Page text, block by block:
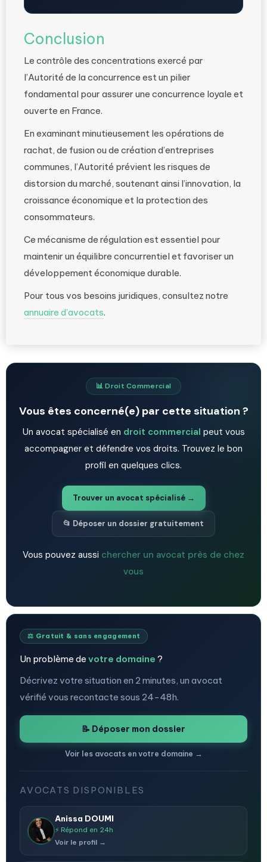
Conclusion
Le contrôle des concentrations exercé par
l’Autorité de la concurrence est un pilier
fondamental pour assurer une concurrence loyale et
ouverte en France.
En examinant minutieusement les opérations de
rachat, de fusion ou de création d’entreprises
communes, l’Autorité prévient les risques de
distorsion du marché, soutenant ainsi l’innovation, la
croissance économique et la protection des
consommateurs.
Ce mécanisme de régulation est essentiel pour
maintenir un équilibre concurrentiel et favoriser un
développement économique durable.
Pour tous vos besoins juridiques, consultez notre
annuaire d’avocats.
📊 Droit Commercial
Vous êtes concerné(e) par cette situation ?
Un avocat spécialisé en droit commercial peut vous
accompagner et défendre vos droits. Trouvez le bon
profil en quelques clics.
Trouver un avocat spécialisé →
📂 Déposer un dossier gratuitement
Vous pouvez aussi chercher un avocat près de chez
vous
⚖️ Gratuit & sans engagement
Un problème de votre domaine ?
Décrivez votre situation en 2 minutes, un avocat
vérifié vous recontacte sous 24-48h.
📝 Déposer mon dossier
Voir les avocats en votre domaine →
AVOCATS DISPONIBLES
Anissa DOUMI
⚡ Répond en 24h
Voir le profil →